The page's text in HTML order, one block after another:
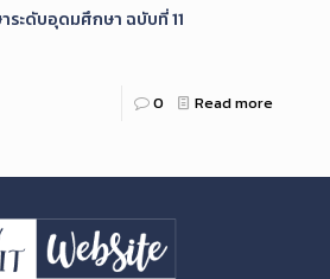
ะดับอุดมศึกษา ฉบับที่ 11
0 Read more